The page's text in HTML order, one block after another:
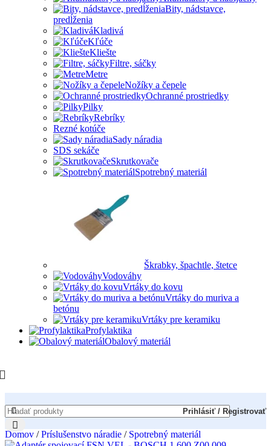
Bity, nádstavce,
predĺženia
Kladivá
Kľúče
Kliešte
Filtre, sáčky
Metre
Nožíky a čepele
Ochranné prostriedky
Pilky
Rebríky
Rezné kotúče
Sady náradia
SDS sekáče
Skrutkovače
Spotrebný materiál
Škrabky, špachtle, štetce
Vodováhy
Vrtáky do kovu
Vrtáky do muriva a
betónu
Vrtáky pre keramiku
Profylaktika
Obalový materiál
Prihlásiť / Registrovať
Domov / Príslušenstvo náradie / Spotrebný materiál